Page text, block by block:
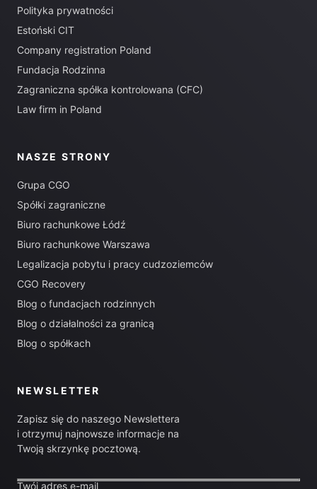
Polityka prywatności
Estoński CIT
Company registration Poland
Fundacja Rodzinna
Zagraniczna spółka kontrolowana (CFC)
Law firm in Poland
NASZE STRONY
Grupa CGO
Spółki zagraniczne
Biuro rachunkowe Łódź
Biuro rachunkowe Warszawa
Legalizacja pobytu i pracy cudzoziemców
CGO Recovery
Blog o fundacjach rodzinnych
Blog o działalności za granicą
Blog o spółkach
NEWSLETTER
Zapisz się do naszego Newslettera
i otrzymuj najnowsze informacje na
Twoją skrzynkę pocztową.
Twój adres e-mail